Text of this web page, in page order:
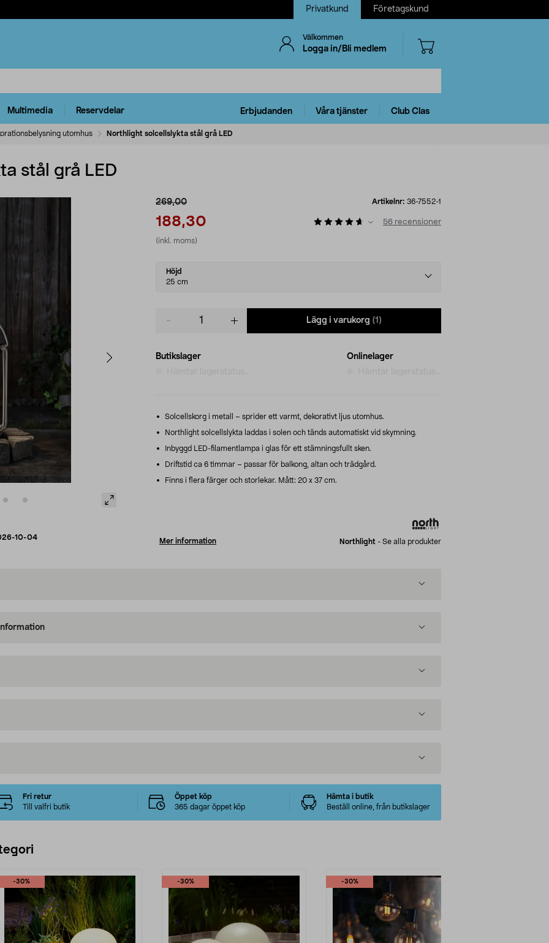
Privatkund Företagskund
Välkommen
Logga in/Bli medlem
Multimedia Reservdelar Erbjudanden Våra tjänster Club Clas
utomhus Northlight solcellslykta stål grå LED
stål grå LED
10-04
269,00
188,30
(inkl. moms)
Artikelnr: 36-7552-1
56 recensioner
Select
variant
Höjd
25 cm
Lägg i varukorg (1)
Butikslager
Onlinelager
Solcellskorg i metall – sprider ett varmt, dekorativt ljus utomhus.
Northlight solcellslykta laddas i solen och tänds automatiskt vid skymning.
Inbyggd LED-filamentlampa i glas för ett stämningsfullt sken.
Driftstid ca 6 timmar – passar för balkong, altan och trädgård.
Finns i flera färger och storlekar. Mått: 20 x 37 cm.
Mer information Northlight - Se alla produkter
Fri retur
Till valfri butik
Öppet köp
365 dagar öppet köp
Hämta i butik
Beställ online, från butikslager
-30% -30% -30%